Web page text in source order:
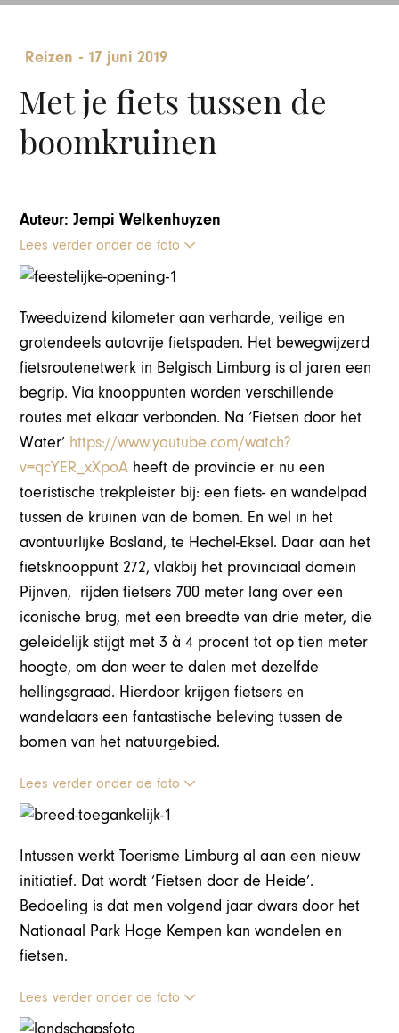
Reizen - 17 juni 2019
Met je fiets tussen de
boomkruinen
Auteur: Jempi Welkenhuyzen
Lees verder onder de foto
Tweeduizend kilometer aan verharde, veilige en
grotendeels autovrije fietspaden. Het bewegwijzerd
fietsroutenetwerk in Belgisch Limburg is al jaren een
begrip. Via knooppunten worden verschillende
routes met elkaar verbonden. Na ‘Fietsen door het
Water’ https://www.youtube.com/watch?
v=qcYER_xXpoA heeft de provincie er nu een
toeristische trekpleister bij: een fiets- en wandelpad
tussen de kruinen van de bomen. En wel in het
avontuurlijke Bosland, te Hechel-Eksel. Daar aan het
fietsknooppunt 272, vlakbij het provinciaal domein
Pijnven, rijden fietsers 700 meter lang over een
iconische brug, met een breedte van drie meter, die
geleidelijk stijgt met 3 à 4 procent tot op tien meter
hoogte, om dan weer te dalen met dezelfde
hellingsgraad. Hierdoor krijgen fietsers en
wandelaars een fantastische beleving tussen de
bomen van het natuurgebied.
Lees verder onder de foto
Intussen werkt Toerisme Limburg al aan een nieuw
initiatief. Dat wordt ‘Fietsen door de Heide’.
Bedoeling is dat men volgend jaar dwars door het
Nationaal Park Hoge Kempen kan wandelen en
fietsen.
Lees verder onder de foto